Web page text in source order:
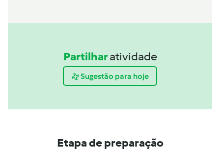
Partilharatividade
Sugestão para hoje
Etapa de preparação